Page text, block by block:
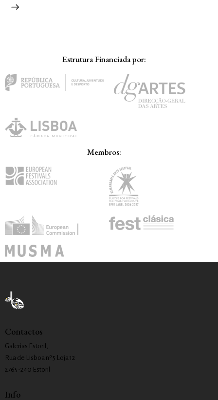
Estrutura Financiada por:
Membros:
Contactos
Galerias Estoril,
Rua de Lisboa nº 5 Loja 12
2765-240 Estoril
Info